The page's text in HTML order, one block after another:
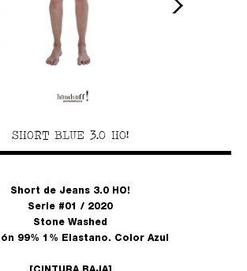
SHORT BLUE 3.0 HO!
Short de Jeans 3.0 HO!
Serie #01 / 2020
Stone Washed
99% 1% Elastano. Color Azul